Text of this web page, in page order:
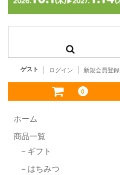
ゲスト ログイン 新規会員登録
0
ホーム
商品一覧
ギフト
はちみつ